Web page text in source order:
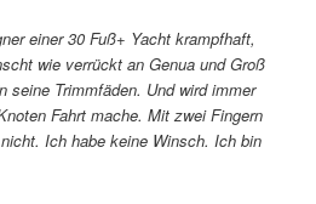
einer 30 Fuß+ Yacht krampfhaft,
wie verrückt an Genua und Groß
seine Trimmfäden. Und wird immer
Fahrt mache. Mit zwei Fingern
Ich habe keine Winsch. Ich bin